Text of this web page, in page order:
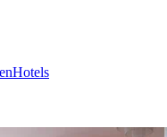
Hotels